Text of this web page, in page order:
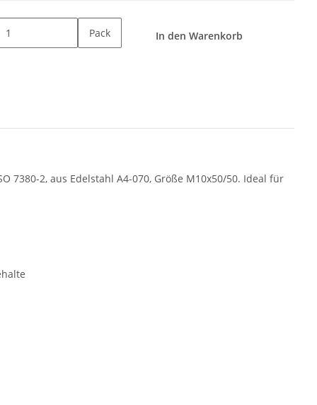
Pack In den Warenkorb
7380-2, aus Edelstahl A4-070, Größe M10x50/50. Ideal für